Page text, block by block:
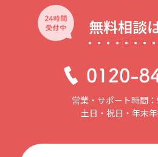
無料相談
営業・サポート時間
土日・祝日・年末